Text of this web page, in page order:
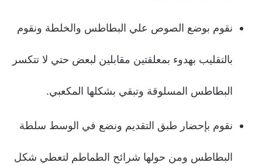
نقوم بوضع الصوص علي البطاطس والخلطة ونقوم
بالتقليب بهدوء بمعلقتين مقابلين لبعض حتي لا تتكسر
البطاطس المسلوقة وتبقي بشكلها المكعبي.
نقوم بإحضار طبق التقديم ونضع في الوسط سلطة
البطاطس ومن حولها شرائح الطماطم لتعطي شكل